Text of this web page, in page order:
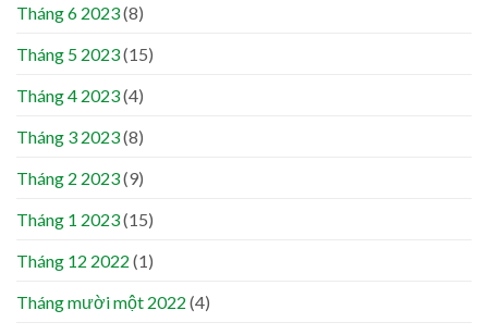
Tháng 6 2023(8)
Tháng 5 2023(15)
Tháng 4 2023(4)
Tháng 3 2023(8)
Tháng 2 2023(9)
Tháng 1 2023(15)
Tháng 12 2022 (1)
Tháng mười một 2022 (4)